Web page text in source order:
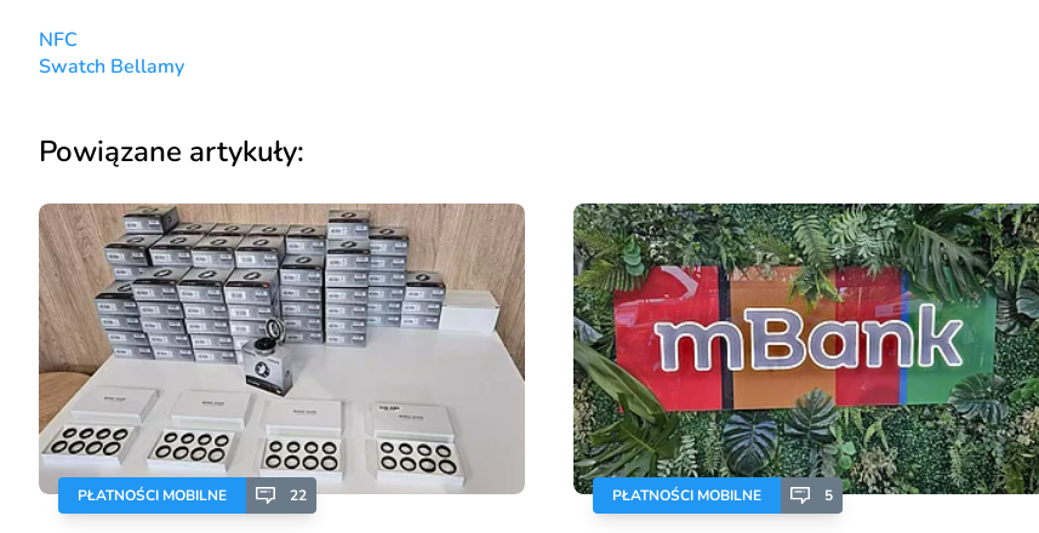
NFC
Swatch Bellamy
Powiązane artykuły:
PŁATNOŚCI MOBILNE 22 PŁATNOŚCI MOBILNE 5